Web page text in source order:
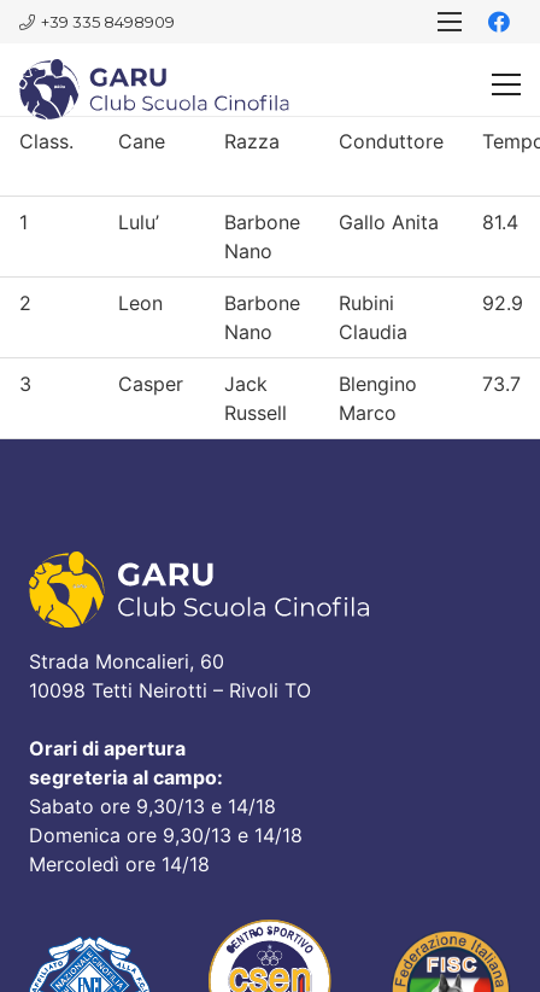
+39 335 8498909
Class. Cane Razza Conduttore
1 Lulu’
Barbone
Nano
Gallo Anita 81.4
2 Leon
Barbone
Nano
Rubini
Claudia
92.9
3 Casper
Jack
Russell
Blengino
Marco
73.7
Strada Moncalieri, 60
10098 Tetti Neirotti – Rivoli TO
Orari di apertura
segreteria al campo:
Sabato ore 9,30/13 e 14/18
Domenica ore 9,30/13 e 14/18
Mercoledì ore 14/18